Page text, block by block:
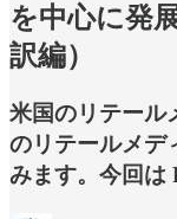
を中心に発
訳編）
米国のリテール
のリテールメデ
みます。今回は